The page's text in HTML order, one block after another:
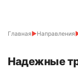
Главная▶Направления
Надежные